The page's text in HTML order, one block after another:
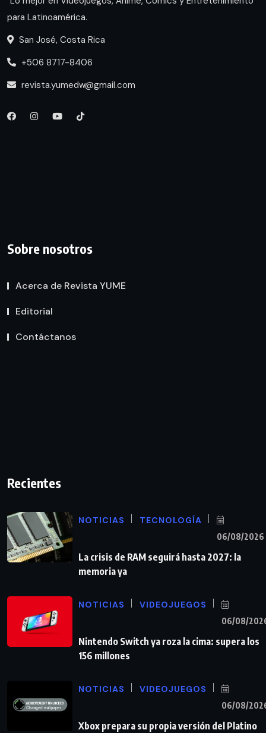
para Latinoamérica.
San José, Costa Rica
+506 8717-8406
revista.yumedw@gmail.com
Sobre nosotros
Acerca de Revista YUME
Editorial
Contáctanos
Recientes
NOTICIAS TECNOLOGÍA
06/08/2026
La crisis de RAM seguirá hasta 2027: la
memoria ya
NOTICIAS VIDEOJUEGOS
06/08/
Nintendo Switch ya roza la cima: supera los
156 millones
NOTICIAS VIDEOJUEGOS
06/08/
Xbox prepara su propia versión del Platino